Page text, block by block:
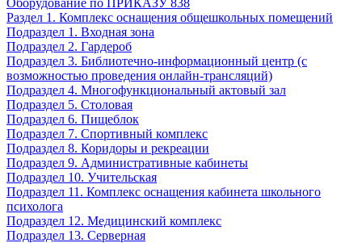
Оборудование по ПРИКАЗУ 838
Раздел 1. Комплекс оснащения общешкольных помещений
Подраздел 1. Входная зона
Подраздел 2. Гардероб
Подраздел 3. Библиотечно-информационный центр (с
возможностью проведения онлайн-трансляций)
Подраздел 4. Многофункциональный актовый зал
Подраздел 5. Столовая
Подраздел 6. Пищеблок
Подраздел 7. Спортивный комплекс
Подраздел 8. Коридоры и рекреации
Подраздел 9. Административные кабинеты
Подраздел 10. Учительская
Подраздел 11. Комплекс оснащения кабинета школьного
психолога
Подраздел 12. Медицинский комплекс
Подраздел 13. Серверная